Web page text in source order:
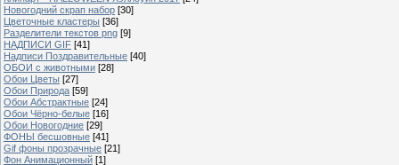
Новогодний скрап набор [30]
Цветочные кластеры [36]
Разделители текстов png [9]
НАДПИСИ GIF [41]
Надписи Поздравительные [40]
ОБОИ с животными [28]
Обои Цветы [27]
Обои Природа [59]
Обои Абстрактные [24]
Обои Чёрно-белые [16]
Обои Новогодние [29]
ФОНЫ бесшовные [41]
Gif фоны прозрачные [21]
Фон Анимационный [1]